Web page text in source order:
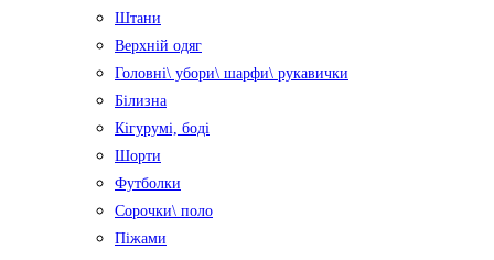
Штани
Верхній одяг
Головні\ убори\ шарфи\ рукавички
Білизна
Кігурумі, боді
Шорти
Футболки
Сорочки\ поло
Піжами